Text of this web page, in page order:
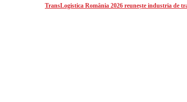
TransLogistica România 2026 reunește industria de